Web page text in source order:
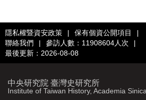
隱私權暨資安政策 | 保有個資公開項目
|
聯絡我們
| 參訪人數：11908604人次
|
最後更新：2026-08-08
中央研究院 臺灣史研究所
Institute of Taiwan History, Academia Sinica